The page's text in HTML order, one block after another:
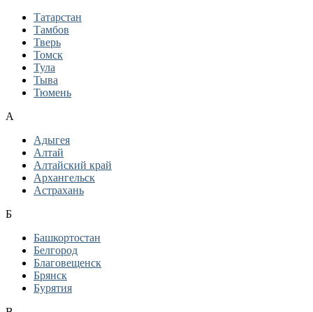
Татарстан
Тамбов
Тверь
Томск
Тула
Тыва
Тюмень
А
Адыгея
Алтай
Алтайский край
Архангельск
Астрахань
Б
Башкортостан
Белгород
Благовещенск
Брянск
Бурятия